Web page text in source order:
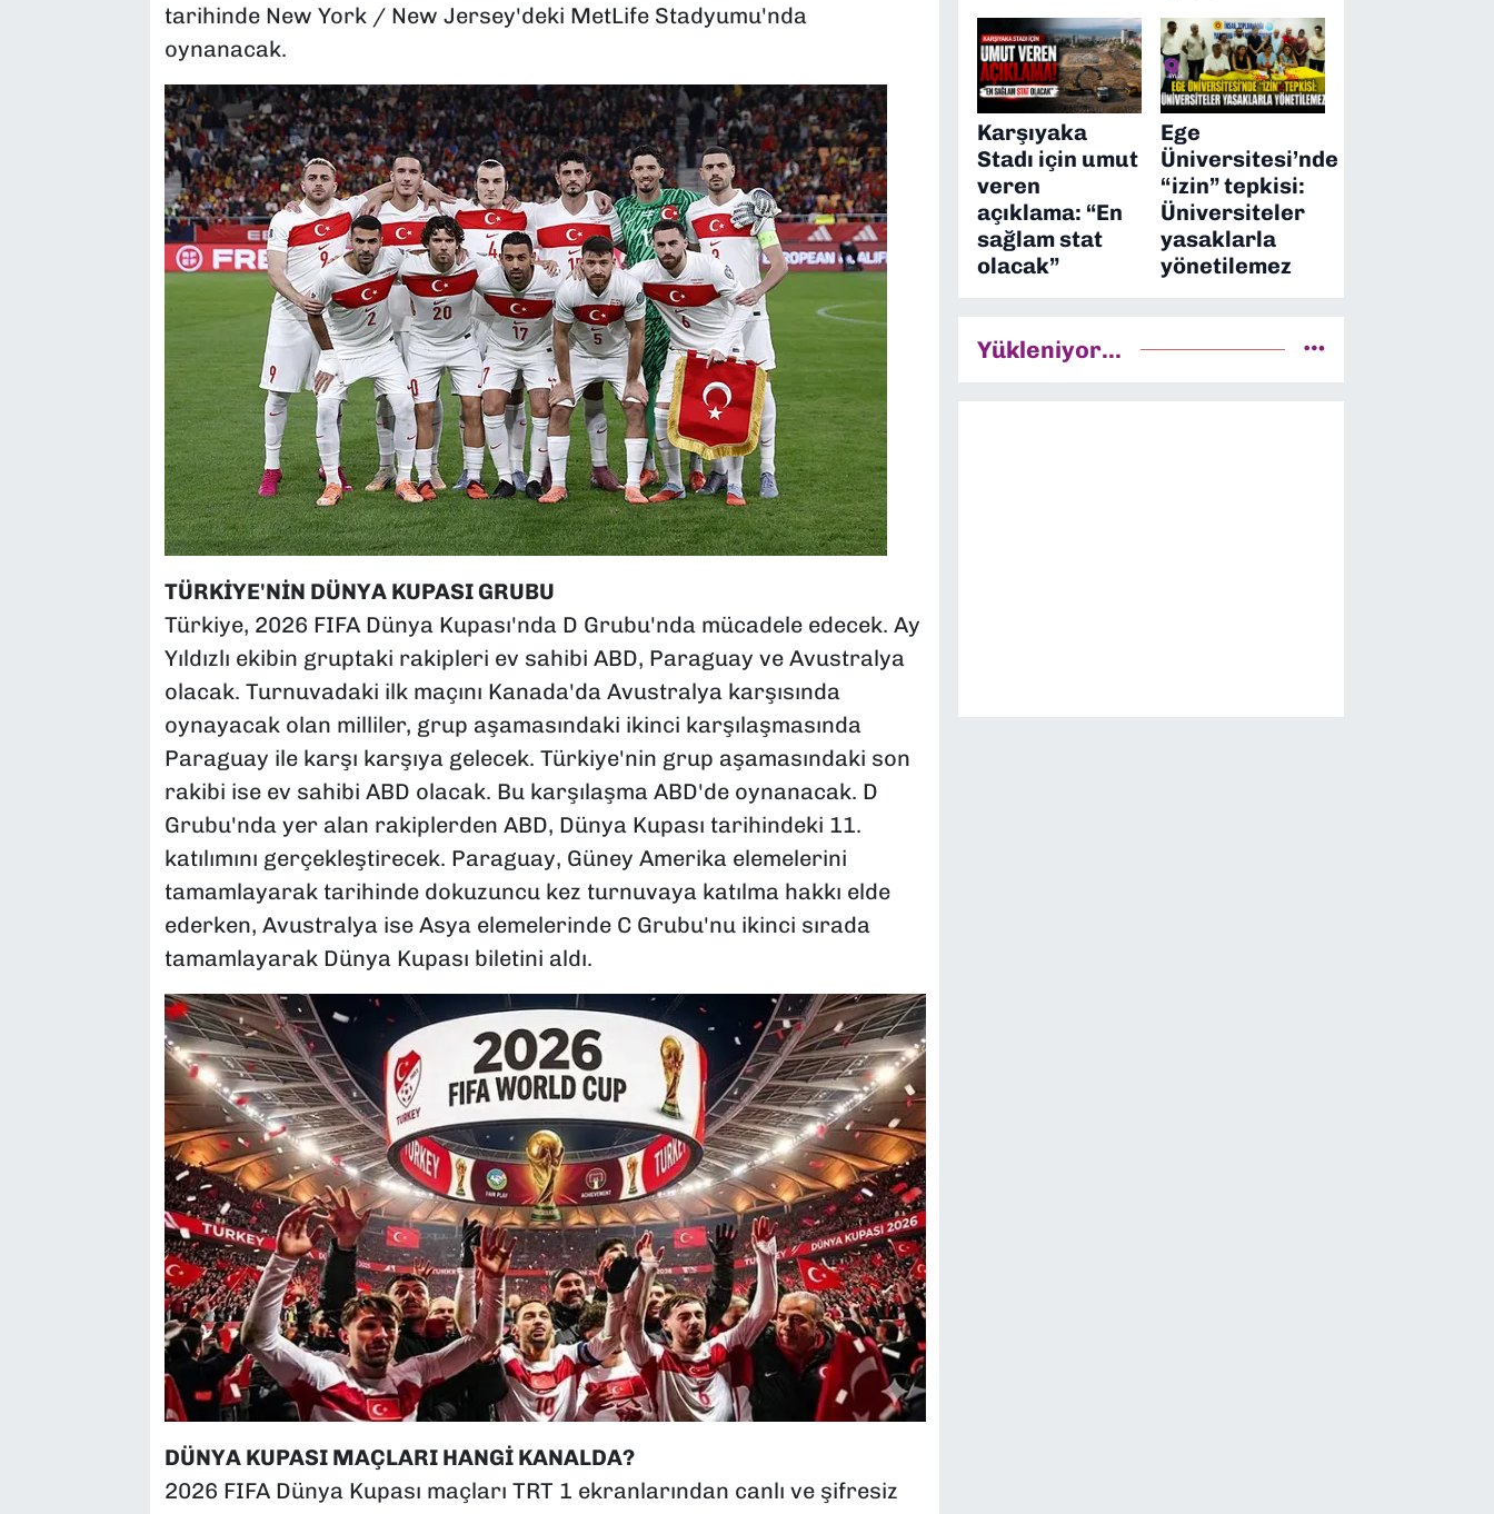
tarihinde New York / New Jersey'deki MetLife Stadyumu'nda
oynanacak.
TÜRKİYE'NİN DÜNYA KUPASI GRUBU
Türkiye, 2026 FIFA Dünya Kupası'nda D Grubu'nda mücadele edecek. Ay
Yıldızlı ekibin gruptaki rakipleri ev sahibi ABD, Paraguay ve Avustralya
olacak. Turnuvadaki ilk maçını Kanada'da Avustralya karşısında
oynayacak olan milliler, grup aşamasındaki ikinci karşılaşmasında
Paraguay ile karşı karşıya gelecek. Türkiye'nin grup aşamasındaki son
rakibi ise ev sahibi ABD olacak. Bu karşılaşma ABD'de oynanacak. D
Grubu'nda yer alan rakiplerden ABD, Dünya Kupası tarihindeki 11.
katılımını gerçekleştirecek. Paraguay, Güney Amerika elemelerini
tamamlayarak tarihinde dokuzuncu kez turnuvaya katılma hakkı elde
ederken, Avustralya ise Asya elemelerinde C Grubu'nu ikinci sırada
tamamlayarak Dünya Kupası biletini aldı.
DÜNYA KUPASI MAÇLARI HANGİ KANALDA?
2026 FIFA Dünya Kupası maçları TRT 1 ekranlarından canlı ve şifresiz
Karşıyaka
Stadı için umut
veren
açıklama: “En
sağlam stat
olacak”
Ege
Üniversitesi’nde
“izin” tepkisi:
Üniversiteler
yasaklarla
yönetilemez
Yükleniyor...